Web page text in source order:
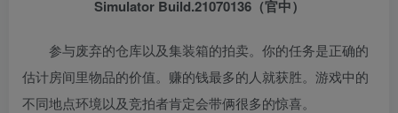
Simulator Build.21070136（官中）
参与废弃的仓库以及集装箱的拍卖。你的任务是正确的
估计房间里物品的价值。赚的钱最多的人就获胜。游戏中的
不同地点环境以及竞拍者肯定会带俩很多的惊喜。